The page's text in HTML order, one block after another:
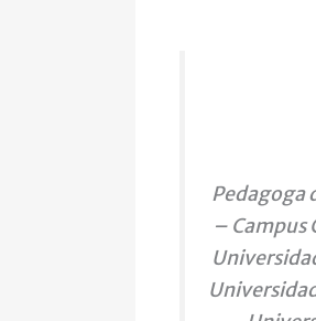
Pedagoga
– Campus